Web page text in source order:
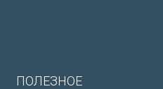
ПОЛЕЗНОЕ